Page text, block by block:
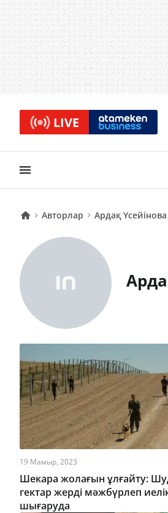
LIVE
Авторлар Ардақ Үсейінова
19 Мамыр, 2023
Шекара жолағын ұлғайту:
гектар жерді мәжбүрлеп
шығаруда